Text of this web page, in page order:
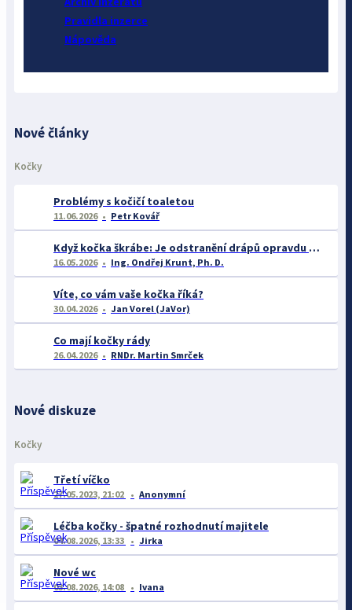
Pravidla inzerce
Nápověda
Nové články
Kočky
Problémy s kočičí toaletou
11.06.2026 Petr Kovář
Když kočka škrábe: Je odstranění drápů opravdu řešením? A co říká věda o chování takových koček?
16.05.2026 Ing. Ondřej Krunt, Ph. D.
Víte, co vám vaše kočka říká?
30.04.2026 Jan Vorel (JaVor)
Co mají kočky rády
26.04.2026 RNDr. Martin Smrček
Nové diskuze
Kočky
Třetí víčko
27.05.2023, 21:02 Anonymní
Léčba kočky - špatné rozhodnutí majitele
04.08.2026, 13:33 Jirka
Nové wc
03.08.2026, 14:08 Ivana